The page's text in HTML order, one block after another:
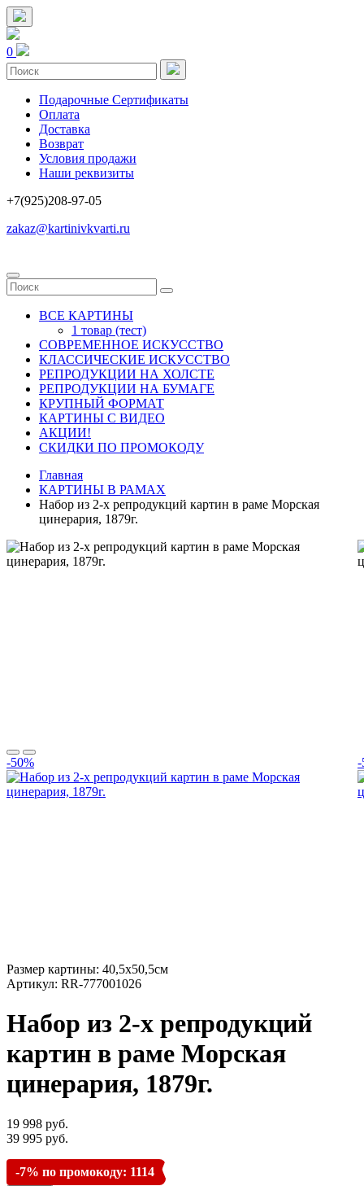
0
Подарочные Сертификаты
Оплата
Доставка
Возврат
Условия продажи
Наши реквизиты
+7(925)208-97-05
zakaz@kartinivkvarti.ru
ВСЕ КАРТИНЫ
1 товар (тест)
СОВРЕМЕННОЕ ИСКУССТВО
КЛАССИЧЕСКИЕ ИСКУССТВО
РЕПРОДУКЦИИ НА ХОЛСТЕ
РЕПРОДУКЦИИ НА БУМАГЕ
КРУПНЫЙ ФОРМАТ
КАРТИНЫ С ВИДЕО
АКЦИИ!
СКИДКИ ПО ПРОМОКОДУ
Главная
КАРТИНЫ В РАМАХ
Набор из 2-х репродукций картин в раме Морская
цинерария, 1879г.
-50% -
Размер картины: 40,5х50,5см
Артикул: RR-777001026
Набор из 2-х репродукций
картин в раме Морская
цинерария, 1879г.
19 998 руб.
39 995 руб.
-7% по промокоду: 1114